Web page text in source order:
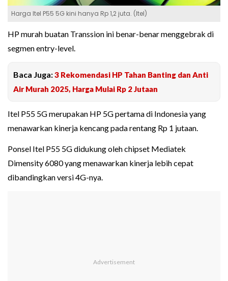
Harga Itel P55 5G kini hanya Rp 1,2 juta. (Itel)
HP murah buatan Transsion ini benar-benar menggebrak di
segmen entry-level.
Baca Juga:3 Rekomendasi HP Tahan Banting dan Anti
Air Murah 2025, Harga Mulai Rp 2 Jutaan
Itel P55 5G merupakan HP 5G pertama di Indonesia yang
menawarkan kinerja kencang pada rentang Rp 1 jutaan.
Ponsel Itel P55 5G didukung oleh chipset Mediatek
Dimensity 6080 yang menawarkan kinerja lebih cepat
dibandingkan versi 4G-nya.